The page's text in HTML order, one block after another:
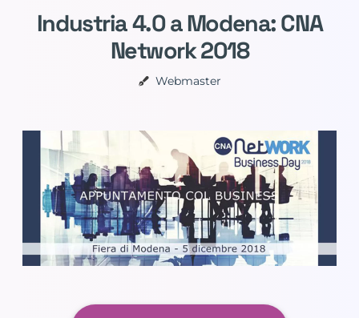
Industria 4.0 a Modena: CNA
Network 2018
Webmaster